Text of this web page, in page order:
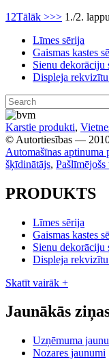
1 2Tālāk >>> 1./2.
Līmes sērija
Gaismas kastes
Sienu dekorāciju
Displeja rekvizītu
Karstie produkti,
© Autortiesības —
Automašīnas aptinuma
šķīdinātājs,
PRODUKTS
Līmes sērija
Gaismas kastes
Sienu dekorāciju
Displeja rekvizītu
Skatīt vairāk +
Jaunākās
Uzņēmuma
Nozares jaunumi